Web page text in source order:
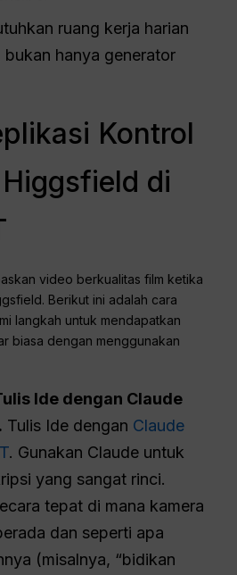
ruang kerja harian
hanya generator
Kontrol
di
video berkualitas film ketika
Berikut ini adalah cara
langkah untuk mendapatkan
biasa dengan menggunakan
Ide dengan Claude
Tulis Ide dengan Claude
. Gunakan Claude untuk
yang sangat rinci.
tepat di mana kamera
dan seperti apa
(misalnya, “bidikan